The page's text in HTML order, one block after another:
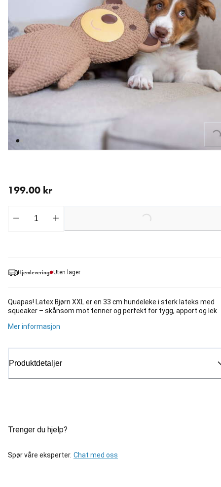
Loading...
Hjemlevering Uten lager
Quapas! Latex Bjørn XXL er en 33 cm hundeleke i sterk lateks med
squeaker – skånsom mot tenner og perfekt for tygg, apport og lek
Mer informasjon
Produktdetaljer
Trenger du hjelp?
Spør våre eksperter. Chat med oss
199.00 kr
Loading...